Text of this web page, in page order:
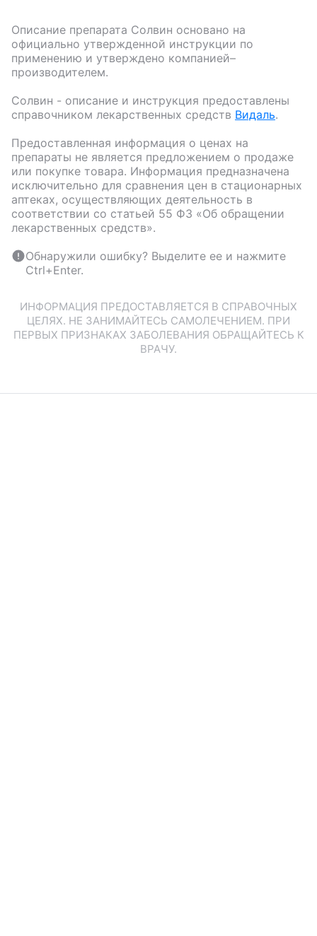
Описание препарата Солвин основано на
официально утвержденной инструкции по
применению и утверждено компанией–
производителем.
Солвин - описание и инструкция предоставлены
справочником лекарственных средств Видаль.
Предоставленная информация о ценах на
препараты не является предложением о продаже
или покупке товара. Информация предназначена
исключительно для сравнения цен в стационарных
аптеках, осуществляющих деятельность в
соответствии со статьей 55 ФЗ «Об обращении
лекарственных средств».
Обнаружили ошибку? Выделите ее и нажмите
Ctrl+Enter.
ИНФОРМАЦИЯ ПРЕДОСТАВЛЯЕТСЯ В СПРАВОЧНЫХ
ЦЕЛЯХ. НЕ ЗАНИМАЙТЕСЬ САМОЛЕЧЕНИЕМ. ПРИ
ПЕРВЫХ ПРИЗНАКАХ ЗАБОЛЕВАНИЯ ОБРАЩАЙТЕСЬ К
ВРАЧУ.